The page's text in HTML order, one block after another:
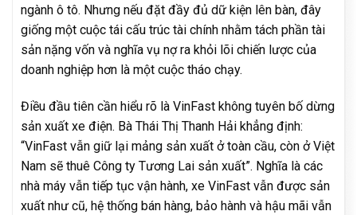
ngành ô tô. Nhưng nếu đặt đầy đủ dữ kiện lên bàn, đây
giống một cuộc tái cấu trúc tài chính nhằm tách phần tài
sản nặng vốn và nghĩa vụ nợ ra khỏi lõi chiến lược của
doanh nghiệp hơn là một cuộc tháo chạy.
Điều đầu tiên cần hiểu rõ là VinFast không tuyên bố dừng
sản xuất xe điện. Bà Thái Thị Thanh Hải khẳng định:
“VinFast vẫn giữ lại mảng sản xuất ở toàn cầu, còn ở Việt
Nam sẽ thuê Công ty Tương Lai sản xuất”. Nghĩa là các
nhà máy vẫn tiếp tục vận hành, xe VinFast vẫn được sản
xuất như cũ, hệ thống bán hàng, bảo hành và hậu mãi vẫn